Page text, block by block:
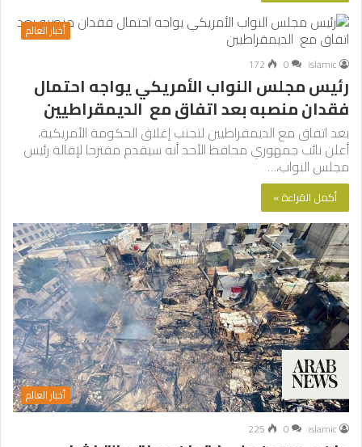
أخبار العالم
islamic
0
172
رئيس مجلس النواب الأمريكي يواجه احتمال
فقدان منصبه بعد اتفاق مع الديمقراطيين
بعد اتفاق مع الديمقراطيين لتجنب إغلاق الحكومة الأمريكية،
أعلن نائب جمهوري محافظ الأحد أنه سيقدم مقترحا لإقالة رئيس
مجلس النواب،…
أكمل القراءة »
أخبار العالم
islamic
0
225